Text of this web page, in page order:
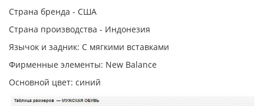
Страна бренда - США
Страна производства - Индонезия
Язычок и задник: С мягкими вставками
Фирменные элементы: New Balance
Основной цвет: синий